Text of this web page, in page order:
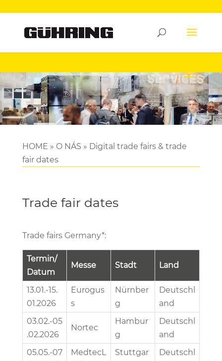
Video
přehrávač
HOME » O NÁS » Digital trade fairs & trade
fair dates
Trade fair dates
Trade fairs Germany*:
Termin/
Datum
Messe Stadt Land
13.01.-15.
01.2026
Eurogus
s
Nürnber
g
Deutschl
and
03.02.-05
.02.2026
Nortec
Hambur
g
Deutschl
and
05.05.-07
MedtecL
Stuttgar
Deutschl